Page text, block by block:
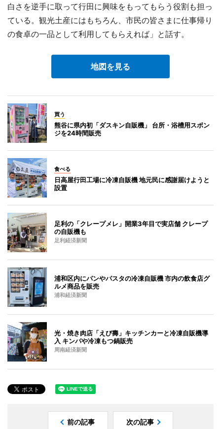
白さを逆手に取って行田に興味をもってもらう役割も担っ
ている。観光土産にはもちろん、市民の皆さまに仕事帰り
の食卓の一品として利用してもらえれば」と話す。
地図を見る
買う
熊谷に県内初「ダスキン自販機」 台所・浴槽用スポン
ジを24時間販売
食べる
日高屋行田工場に冷凍自販機 地元民に感謝届けようと
設置
足利の「クレープメレ」開業3年目で実店舗 クレープ
の自販機も
足利経済新聞
浦和区内にパンやパスタの冷凍自販機 市内の飲食店グ
ルメ商品を販売
浦和経済新聞
光・焼き肉店「えび壽」キッチンカーと冷凍自販機導
入 キンパや冷凍もつ鍋販売
周南経済新聞
前の記事 次の記事